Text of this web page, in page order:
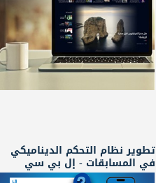
تطوير نظام التحكم الديناميكي
في المسابقات - إل بي سي